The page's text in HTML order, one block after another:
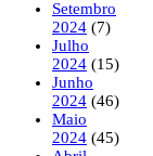
Setembro
2024 (7)
Julho
2024 (15)
Junho
2024 (46)
Maio
2024 (45)